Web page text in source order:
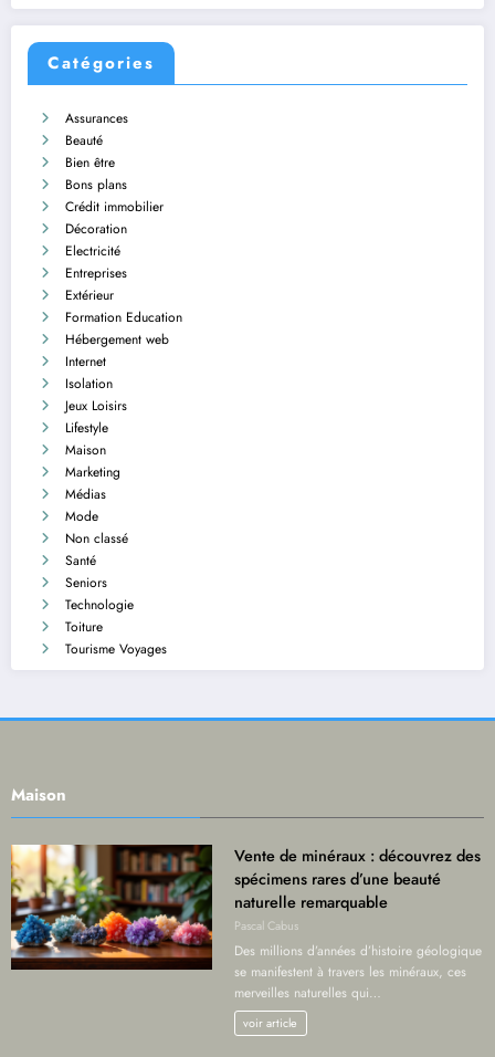
Catégories
Assurances
Beauté
Bien être
Bons plans
Crédit immobilier
Décoration
Electricité
Entreprises
Extérieur
Formation Education
Hébergement web
Internet
Isolation
Jeux Loisirs
Lifestyle
Maison
Marketing
Médias
Mode
Non classé
Santé
Seniors
Technologie
Toiture
Tourisme Voyages
Maison
Vente de minéraux : découvrez des
spécimens rares d’une beauté
naturelle remarquable
Pascal Cabus
Des millions d’années d’histoire géologique
se manifestent à travers les minéraux, ces
merveilles naturelles qui…
voir article